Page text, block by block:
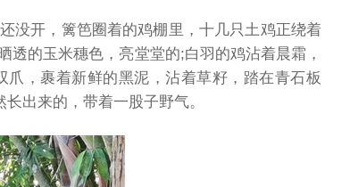
没开，篱笆圈着的鸡棚里，十几只土鸡正绕着
的玉米穗色，亮堂堂的;白羽的鸡沾着晨霜，
，裹着新鲜的黑泥，沾着草籽，踏在青石板
出来的，带着一股子野气。